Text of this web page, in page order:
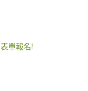
單報名!